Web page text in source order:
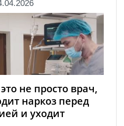
не просто врач,
наркоз перед
и уходит